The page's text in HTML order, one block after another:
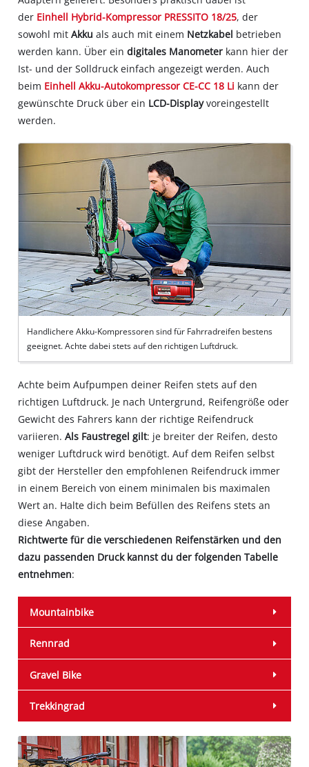
der Einhell Hybrid-Kompressor PRESSITO 18/25, der
sowohl mitAkkuals auch mit einem Netzkabel betrieben
werden kann. Über eindigitales Manometer kann hier der
Ist- und der Solldruck einfach angezeigt werden. Auch
beim Einhell Akku-Autokompressor CE-CC 18 Li kann der
gewünschte Druck über ein LCD-Displayvoreingestellt
werden.
Handlichere Akku-Kompressoren sind für Fahrradreifen bestens
geeignet. Achte dabei stets auf den richtigen Luftdruck.
Achte beim Aufpumpen deiner Reifen stets auf den
richtigen Luftdruck. Je nach Untergrund, Reifengröße oder
Gewicht des Fahrers kann der richtige Reifendruck
variieren.Als Faustregel gilt: je breiter der Reifen, desto
weniger Luftdruck wird benötigt. Auf dem Reifen selbst
gibt der Hersteller den empfohlenen Reifendruck immer
in einem Bereich von einem minimalen bis maximalen
Wert an. Halte dich beim Befüllen des Reifens stets an
diese Angaben.
Richtwerte für die verschiedenen Reifenstärken und den
dazu passenden Druck kannst du der folgenden Tabelle
entnehmen:
Mountainbike
Rennrad
Gravel Bike
Trekkingrad